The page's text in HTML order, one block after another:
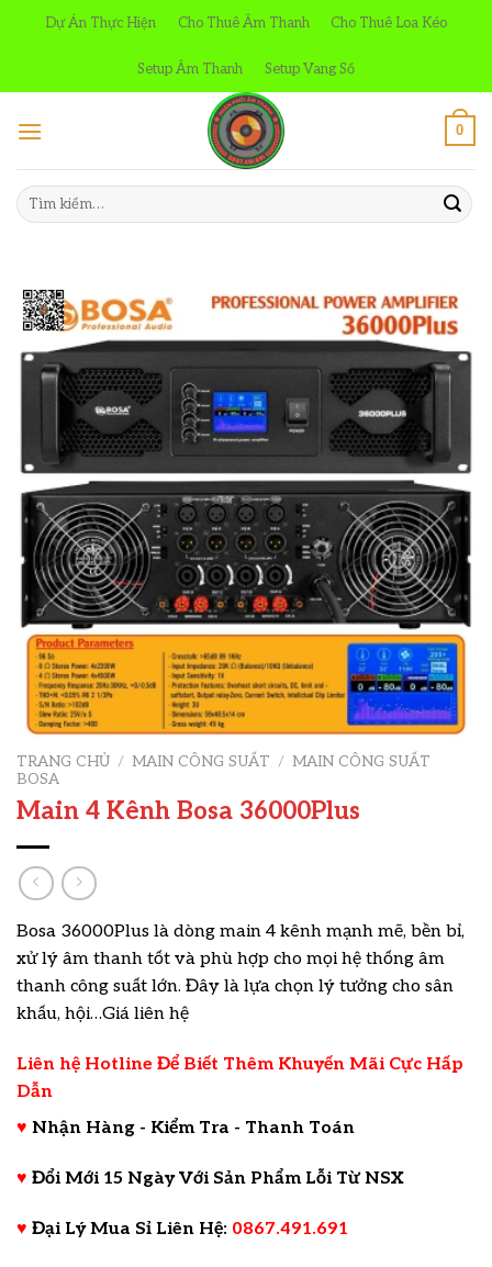
Dự Án Thực Hiện Cho Thuê Âm Thanh Cho Thuê Loa Kéo
Setup Âm Thanh Setup Vang Số
0
Tìm
kiếm:
TRANG CHỦ / MAIN CÔNG SUẤT / MAIN CÔNG SUẤT
BOSA
Main 4 Kênh Bosa 36000Plus
Bosa 36000Plus là dòng main 4 kênh mạnh mẽ, bền bỉ,
xử lý âm thanh tốt và phù hợp cho mọi hệ thống âm
thanh công suất lớn. Đây là lựa chọn lý tưởng cho sân
khấu, hội…Giá liên hệ
Liên hệ Hotline Để Biết Thêm Khuyến Mãi Cực Hấp
Dẫn
♥ Nhận Hàng - Kiểm Tra - Thanh Toán
♥ Đổi Mới 15 Ngày Với Sản Phẩm Lỗi Từ NSX
♥ Đại Lý Mua Sỉ Liên Hệ: 0867.491.691